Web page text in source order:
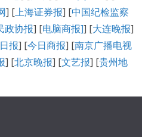
] [上海证券报] [中国纪检监察
政协报] [电脑商报]] [大连晚报]
报] [今日商报] [南京广播电视
] [北京晚报] [文艺报] [贵州地